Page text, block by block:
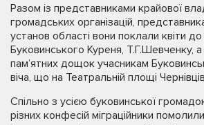
Разом із представниками крайової
громадських організацій,
установ області вони поклали квіти до
Буковинського Куреня, Т.Г.Шевченку,
пам’ятних дощок учасникам
віча, що на Театральній площі
Спільно з усією буковинської
різних конфесій міграційники